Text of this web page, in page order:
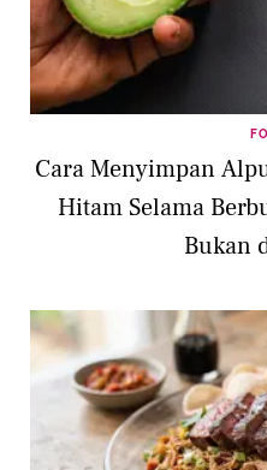
Cara Menyimpan
Hitam Selama
Bukan